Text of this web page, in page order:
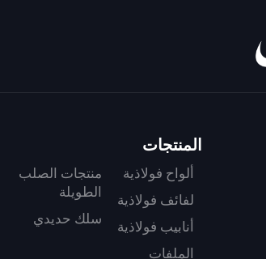
المنتجات
ألواح فولاذية
لفائف فولاذية
أنابيب فولاذية
الملفات
منتجات الصلب
الطويلة
سلك حديدي